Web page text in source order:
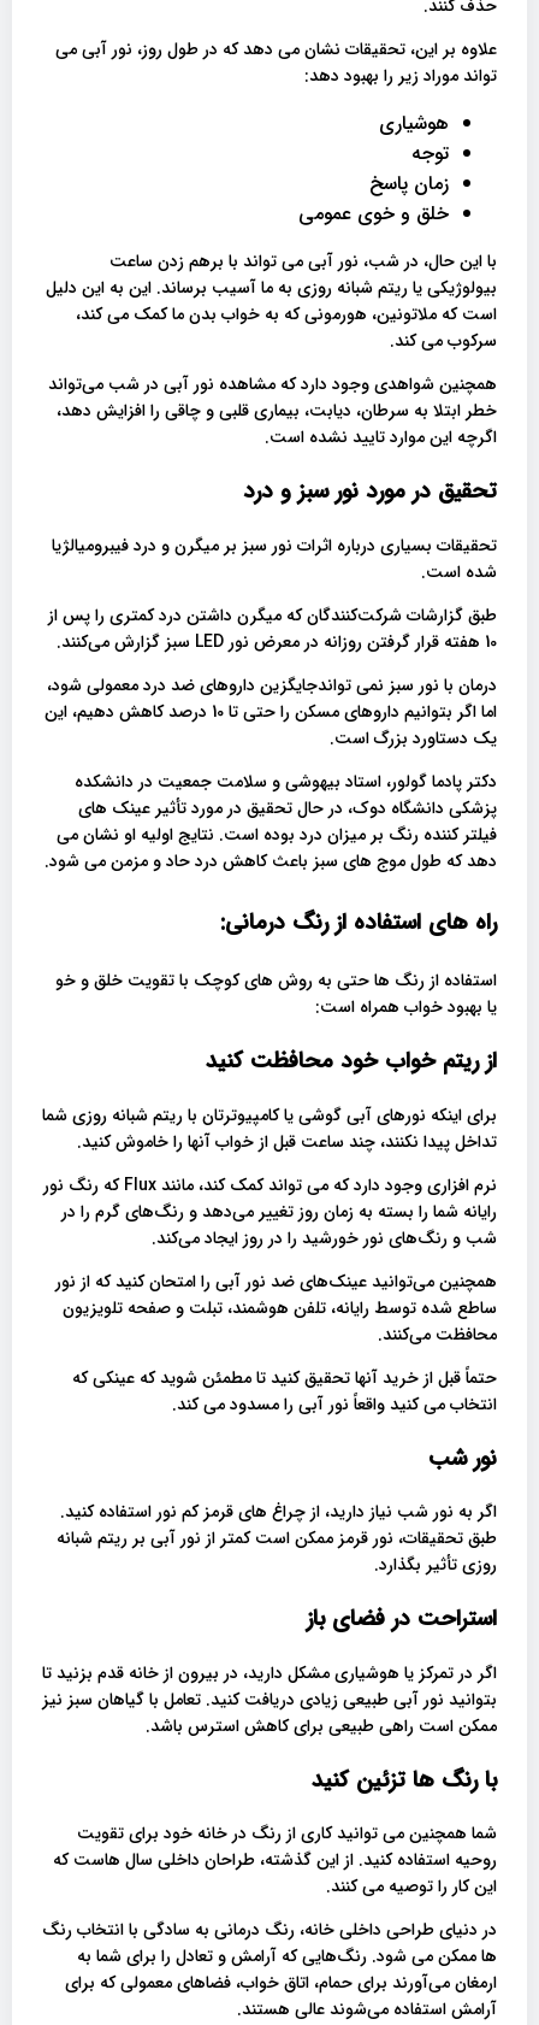
حذف کنند.
علاوه بر این، تحقیقات نشان می دهد که در طول روز، نور آبی می
تواند موراد زیر را بهبود دهد:
هوشیاری
توجه
زمان پاسخ
خلق و خوی عمومی
با این حال، در شب، نور آبی می تواند با برهم زدن ساعت
بیولوژیکی یا ریتم شبانه روزی به ما آسیب برساند. این به این دلیل
است که ملاتونین، هورمونی که به خواب بدن ما کمک می کند،
سرکوب می کند.
همچنین شواهدی وجود دارد که مشاهده نور آبی در شب می‌تواند
خطر ابتلا به سرطان، دیابت، بیماری قلبی و چاقی را افزایش دهد،
اگرچه این موارد تایید نشده است.
تحقیق در مورد نور سبز و درد
تحقیقات بسیاری درباره اثرات نور سبز بر میگرن و درد فیبرومیالژیا
شده است.
طبق گزارشات شرکت‌کنندگان که میگرن داشتن درد کمتری را پس از
10 هفته قرار گرفتن روزانه در معرض نور LED سبز گزارش می‌کنند.
درمان با نور سبز نمی تواندجایگزین داروهای ضد درد معمولی شود،
اما اگر بتوانیم داروهای مسکن را حتی تا 10 درصد کاهش دهیم، این
یک دستاورد بزرگ است.
دکتر پادما گولور، استاد بیهوشی و سلامت جمعیت در دانشکده
پزشکی دانشگاه دوک، در حال تحقیق در مورد تأثیر عینک های
فیلتر کننده رنگ بر میزان درد بوده است. نتایج اولیه او نشان می
دهد که طول موج های سبز باعث کاهش درد حاد و مزمن می شود.
راه های استفاده از رنگ درمانی:
استفاده از رنگ ها حتی به روش های کوچک با تقویت خلق و خو
یا بهبود خواب همراه است:
از ریتم خواب خود محافظت کنید
برای اینکه نورهای آبی گوشی یا کامپیوترتان با ریتم شبانه روزی شما
تداخل پیدا نکنند، چند ساعت قبل از خواب آنها را خاموش کنید.
نرم افزاری وجود دارد که می تواند کمک کند، مانند Flux که رنگ نور
رایانه شما را بسته به زمان روز تغییر می‌دهد و رنگ‌های گرم را در
شب و رنگ‌های نور خورشید را در روز ایجاد می‌کند.
همچنین می‌توانید عینک‌های ضد نور آبی را امتحان کنید که از نور
ساطع شده توسط رایانه، تلفن هوشمند، تبلت و صفحه تلویزیون
محافظت می‌کنند.
حتماً قبل از خرید آنها تحقیق کنید تا مطمئن شوید که عینکی که
انتخاب می کنید واقعاً نور آبی را مسدود می کند.
نور شب
اگر به نور شب نیاز دارید، از چراغ های قرمز کم نور استفاده کنید.
طبق تحقیقات، نور قرمز ممکن است کمتر از نور آبی بر ریتم شبانه
روزی تأثیر بگذارد.
استراحت در فضای باز
اگر در تمرکز یا هوشیاری مشکل دارید، در بیرون از خانه قدم بزنید تا
بتوانید نور آبی طبیعی زیادی دریافت کنید. تعامل با گیاهان سبز نیز
ممکن است راهی طبیعی برای کاهش استرس باشد.
با رنگ ها تزئین کنید
شما همچنین می توانید کاری از رنگ در خانه خود برای تقویت
روحیه استفاده کنید. از این گذشته، طراحان داخلی سال هاست که
این کار را توصیه می کنند.
در دنیای طراحی داخلی خانه، رنگ درمانی به سادگی با انتخاب رنگ
ها ممکن می شود. رنگ‌هایی که آرامش و تعادل را برای شما به
ارمغان می‌آورند برای حمام، اتاق خواب، فضاهای معمولی که برای
آرامش استفاده می‌شوند عالی هستند.